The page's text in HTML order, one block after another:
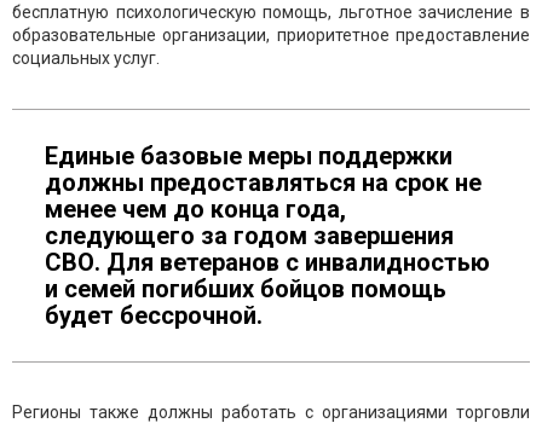
бесплатную психологическую помощь, льготное зачисление в
образовательные организации, приоритетное предоставление
социальных услуг.
Единые базовые меры поддержки
должны предоставляться на срок не
менее чем до конца года,
следующего за годом завершения
СВО. Для ветеранов с инвалидностью
и семей погибших бойцов помощь
будет бессрочной.
Регионы также должны работать с организациями торговли